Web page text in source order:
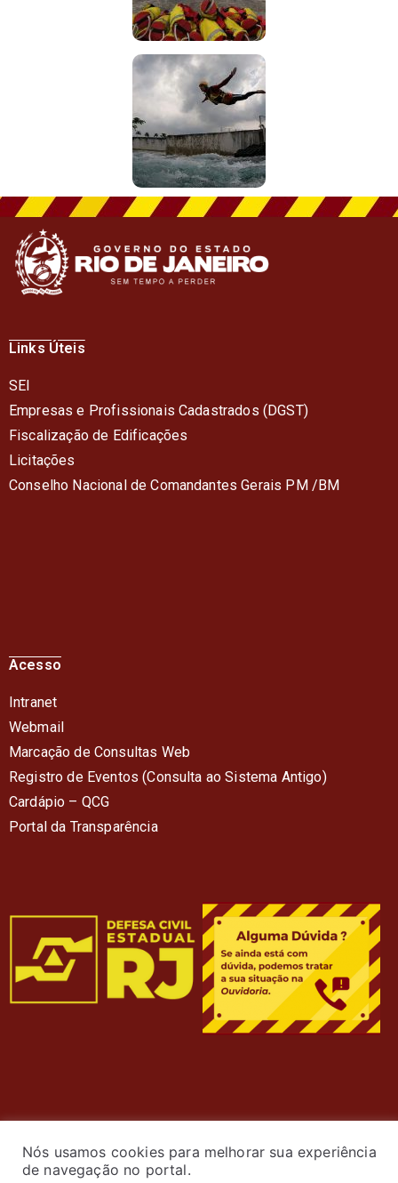
Links Úteis
SEI
Empresas e Profissionais Cadastrados (DGST)
Fiscalização de Edificações
Licitações
Conselho Nacional de Comandantes Gerais PM /BM
Acesso
Intranet
Webmail
Marcação de Consultas Web
Registro de Eventos (Consulta ao Sistema Antigo)
Cardápio – QCG
Portal da Transparência
Nós usamos cookies para melhorar sua experiência
de navegação no portal.